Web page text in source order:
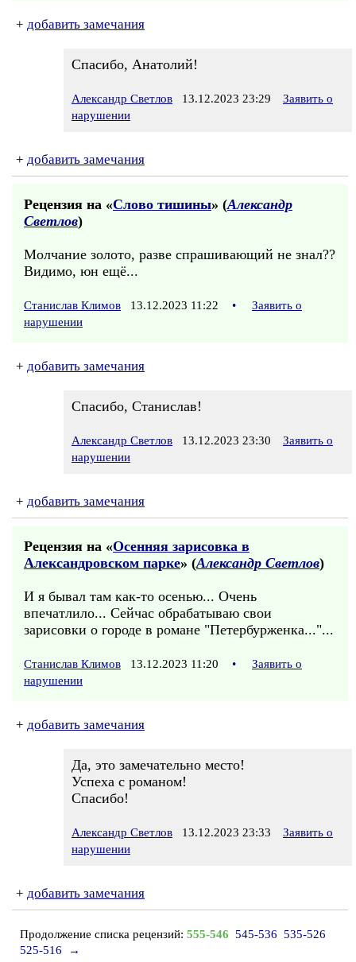
+ добавить замечания
Спасибо, Анатолий!
Александр Светлов 13.12.2023 23:29
Заявить о
нарушении
+ добавить замечания
Рецензия на «Слово тишины» (Александр
Светлов)
Молчание золото, разве спрашивающий не знал??
Видимо, юн ещё...
Станислав Климов 13.12.2023 11:22 •
Заявить о
нарушении
+ добавить замечания
Спасибо, Станислав!
Александр Светлов 13.12.2023 23:30
Заявить о
нарушении
+ добавить замечания
Рецензия на «Осенняя зарисовка в
Александровском парке» (Александр Светлов)
И я бывал там как-то осенью... Очень
впечатлило... Сейчас обрабатываю свои
зарисовки о городе в романе "Петербурженка..."...
Станислав Климов 13.12.2023 11:20 •
Заявить о
нарушении
+ добавить замечания
Да, это замечательно место!
Успеха с романом!
Спасибо!
Александр Светлов 13.12.2023 23:33
Заявить о
нарушении
+ добавить замечания
Продолжение списка рецензий: 555-546 545-536 535-526
525-516
→